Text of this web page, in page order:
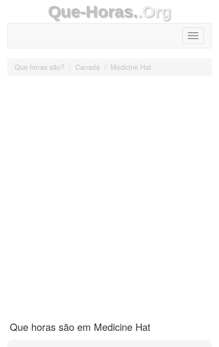
Que-Horas..Org
Toggle
Que horas são? Canadá Medicine Hat
Que horas são em Medicine Hat